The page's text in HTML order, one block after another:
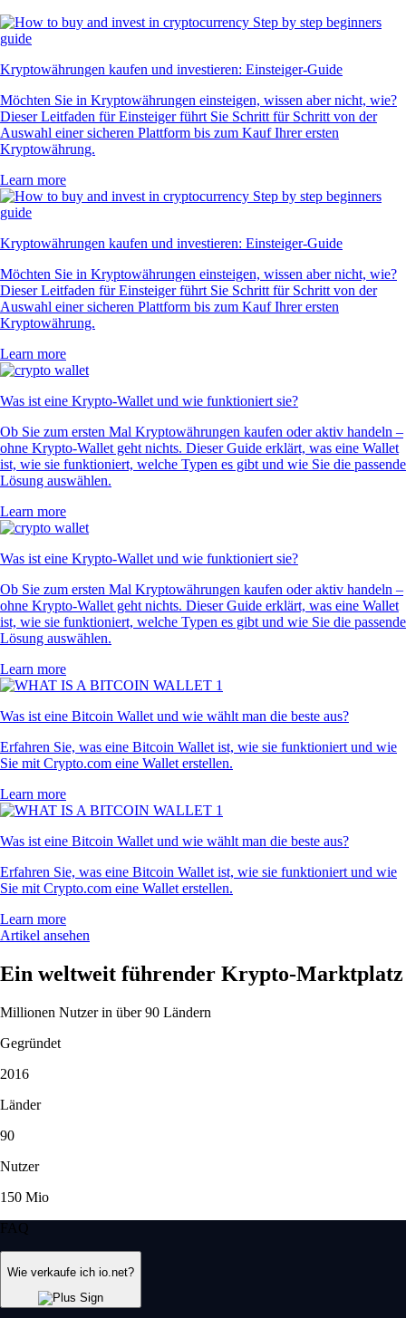
Kryptowährungen kaufen und investieren: Einsteiger-Guide
Möchten Sie in Kryptowährungen einsteigen, wissen aber nicht, wie?
Dieser Leitfaden für Einsteiger führt Sie Schritt für Schritt von der
Auswahl einer sicheren Plattform bis zum Kauf Ihrer ersten
Kryptowährung.
Learn more
Kryptowährungen kaufen und investieren: Einsteiger-Guide
Möchten Sie in Kryptowährungen einsteigen, wissen aber nicht, wie?
Dieser Leitfaden für Einsteiger führt Sie Schritt für Schritt von der
Auswahl einer sicheren Plattform bis zum Kauf Ihrer ersten
Kryptowährung.
Learn more
Was ist eine Krypto-Wallet und wie funktioniert sie?
Ob Sie zum ersten Mal Kryptowährungen kaufen oder aktiv handeln –
ohne Krypto-Wallet geht nichts. Dieser Guide erklärt, was eine Wallet
ist, wie sie funktioniert, welche Typen es gibt und wie Sie die passende
Lösung auswählen.
Learn more
Was ist eine Krypto-Wallet und wie funktioniert sie?
Ob Sie zum ersten Mal Kryptowährungen kaufen oder aktiv handeln –
ohne Krypto-Wallet geht nichts. Dieser Guide erklärt, was eine Wallet
ist, wie sie funktioniert, welche Typen es gibt und wie Sie die passende
Lösung auswählen.
Learn more
Was ist eine Bitcoin Wallet und wie wählt man die beste aus?
Erfahren Sie, was eine Bitcoin Wallet ist, wie sie funktioniert und wie
Sie mit Crypto.com eine Wallet erstellen.
Learn more
Was ist eine Bitcoin Wallet und wie wählt man die beste aus?
Erfahren Sie, was eine Bitcoin Wallet ist, wie sie funktioniert und wie
Sie mit Crypto.com eine Wallet erstellen.
Learn more
Artikel ansehen
Ein weltweit führender Krypto-Marktplatz
Millionen Nutzer in über 90 Ländern
Gegründet
2016
Länder
90
Nutzer
150 Mio
FAQ
Wie verkaufe ich io.net?